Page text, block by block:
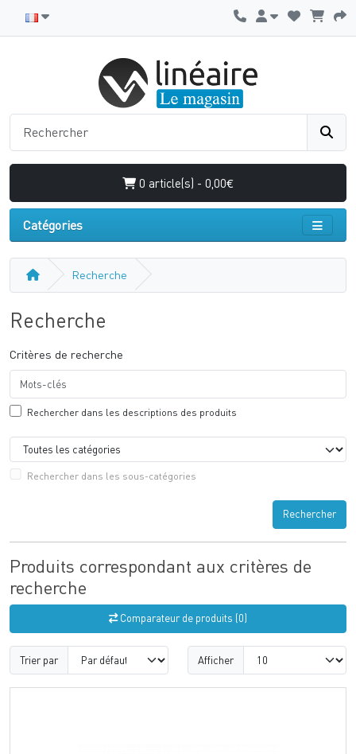
0 article(s) - 0,00€
Catégories
Recherche
Recherche
Critères de recherche
Rechercher dans les descriptions des produits
Rechercher dans les sous-catégories
Rechercher
Produits correspondant aux critères de
recherche
Comparateur de produits (0)
Trier par Afficher